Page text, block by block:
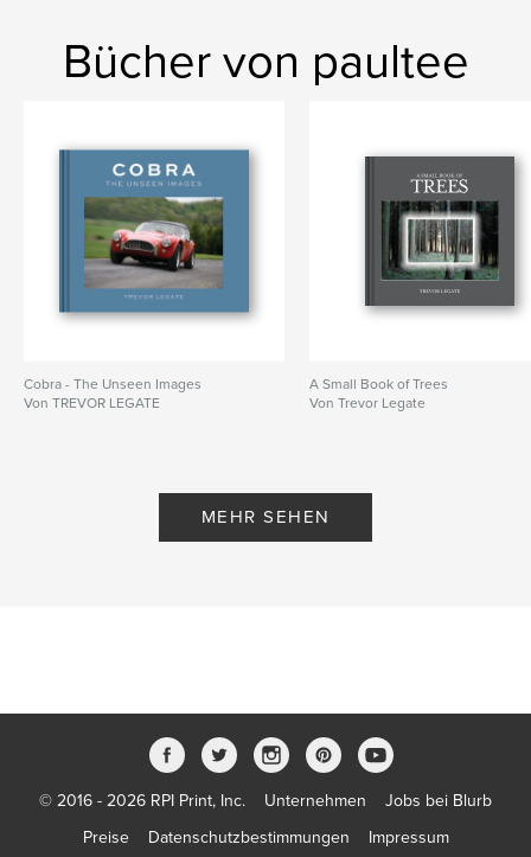
Bücher von paultee
Cobra - The Unseen Images
Von TREVOR LEGATE
A Small Book of Trees
Von Trevor Legate
MEHR SEHEN
© 2016 - 2026 RPI Print, Inc. Unternehmen
Jobs bei Blurb
Preise
Datenschutzbestimmungen
Impressum